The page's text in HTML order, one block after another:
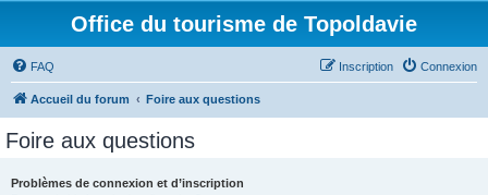
Office du tourisme de Topoldavie
FAQ Connexion
Inscription
Accueil du forum Foire aux questions
Foire aux questions
Problèmes de connexion et d’inscription